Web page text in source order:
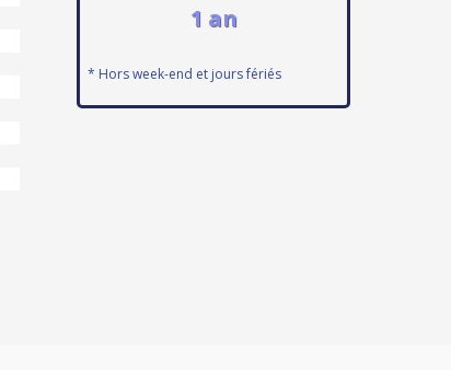
1 an
* Hors week-end et jours fériés